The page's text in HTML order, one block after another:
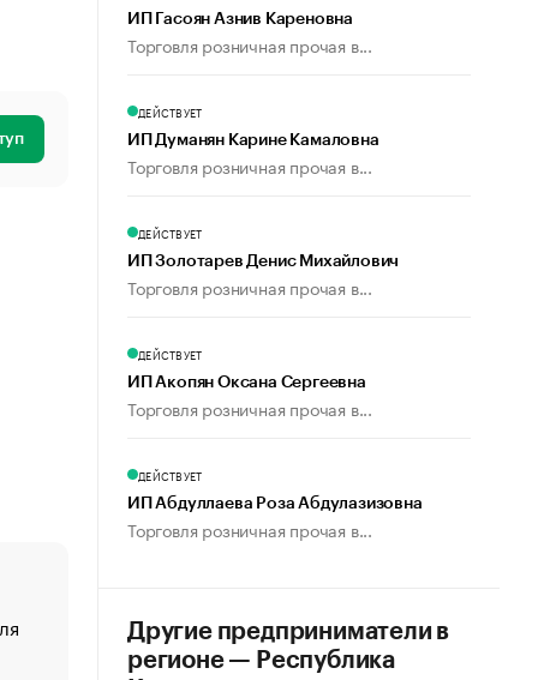
«От спорта тело стареет иначе». Как живет глава
создавшей GTA
ИП Гасоян Азнив Кареновна
Торговля розничная прочая в...
ДЕЙСТВУЕТ
ИП Думанян Карине Камаловна
Торговля розничная прочая в...
ДЕЙСТВУЕТ
ИП Золотарев Денис Михайлович
Торговля розничная прочая в...
ДЕЙСТВУЕТ
ИП Акопян Оксана Сергеевна
Торговля розничная прочая в...
ДЕЙСТВУЕТ
ИП Абдуллаева Роза Абдулазизовна
Торговля розничная прочая в...
Другие предприниматели в
регионе — Республика